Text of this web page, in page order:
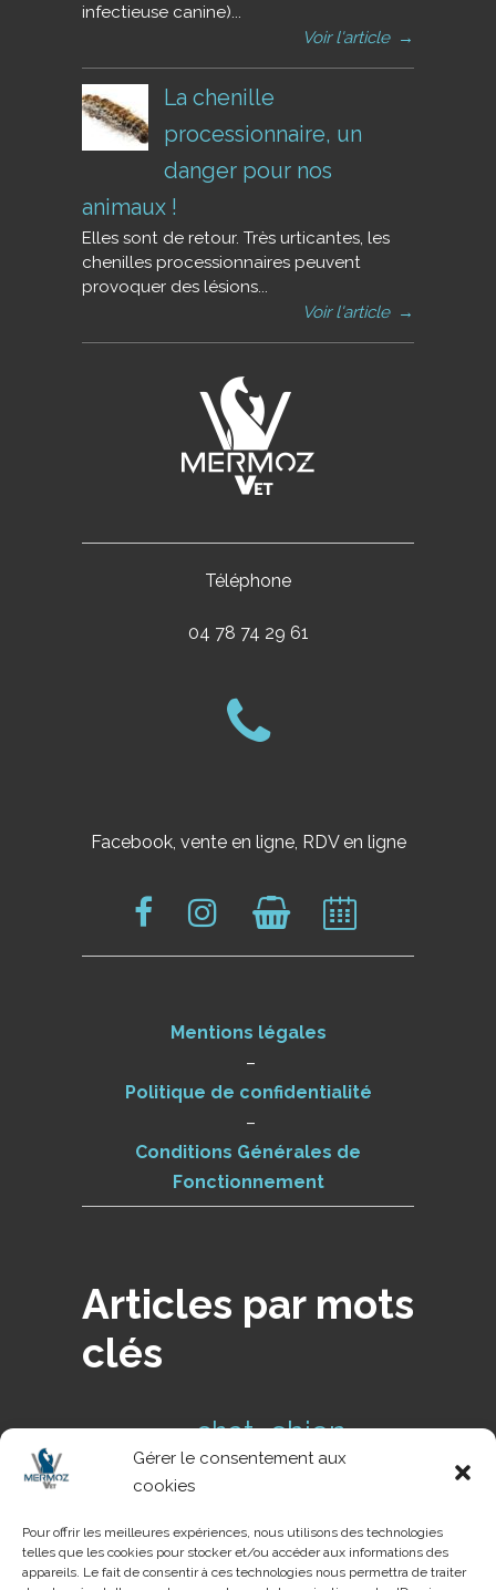
Gérer le consentement aux
cookies
Pour offrir les meilleures expériences, nous utilisons des technologies
telles que les cookies pour stocker et/ou accéder aux informations des
appareils. Le fait de consentir à ces technologies nous permettra de traiter
infectieuse canine)...
Voir l'article →
La chenille
processionnaire, un
danger pour nos
animaux !
Elles sont de retour. Très urticantes, les
chenilles processionnaires peuvent
provoquer des lésions...
Voir l'article →
Téléphone
04 78 74 29 61
Facebook, vente en ligne, RDV en ligne
Mentions légales
–
Politique de confidentialité
–
Conditions Générales de
Fonctionnement
Articles par mots
clés
chat chien
Conseil NAC
conseils de
prévention
danger
NAC parasite pathologie